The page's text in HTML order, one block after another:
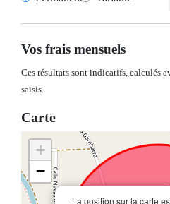
Vos frais mensuels
Ces résultats sont indicatifs, calculés
saisis.
Carte
La position sur la carte
+
−